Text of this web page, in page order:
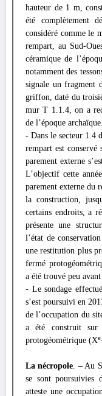
hauteur de 1 m,
été complètement
considéré comme le
rempart, au Sud-
céramique de
notamment des
signale un fragment
griffon, daté du
mur T 1.1.4, on a
de l’époque archaïque.
- Dans le secteur 1.4
rempart est
parement externe
L’objectif cette
parement externe du
la construction,
certains endroits, a
présente une
l’état de
une restitution plus
fermé
a été trouvé peu
- Le sondage
s’est poursuivi en
de l’occupation du
a été construit sur
protogéométrique (Xe
La nécropole. – Au
se sont poursuivies
atteste une